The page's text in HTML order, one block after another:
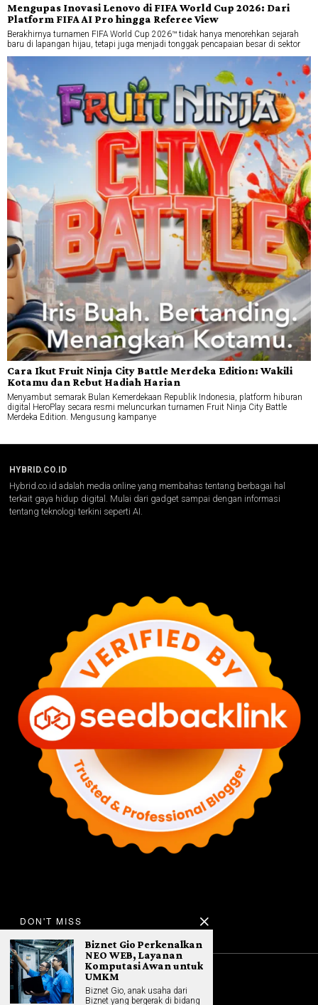
Mengupas Inovasi Lenovo di FIFA World Cup 2026: Dari
Platform FIFA AI Pro hingga Referee View
Berakhirnya turnamen FIFA World Cup 2026™ tidak hanya menorehkan sejarah
baru di lapangan hijau, tetapi juga menjadi tonggak pencapaian besar di sektor
Cara Ikut Fruit Ninja City Battle Merdeka Edition: Wakili
Kotamu dan Rebut Hadiah Harian
Menyambut semarak Bulan Kemerdekaan Republik Indonesia, platform hiburan
digital HeroPlay secara resmi meluncurkan turnamen Fruit Ninja City Battle
Merdeka Edition. Mengusung kampanye
HYBRID.CO.ID
Hybrid.co.id adalah media online yang membahas tentang berbagai hal
terkait gaya hidup digital. Mulai dari gadget sampai dengan informasi
tentang teknologi terkini seperti AI.
© 2026All rights reserved. Hybrid.co.id
DON'T MISS
Biznet Gio Perkenalkan
NEO WEB, Layanan
Komputasi Awan untuk
UMKM
Biznet Gio, anak usaha dari
Biznet yang bergerak di bidang